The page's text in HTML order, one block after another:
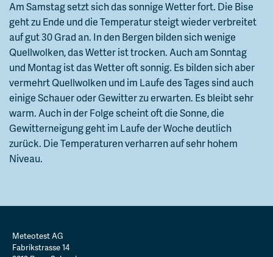
Am Samstag setzt sich das sonnige Wetter fort. Die Bise
geht zu Ende und die Temperatur steigt wieder verbreitet
auf gut 30 Grad an. In den Bergen bilden sich wenige
Quellwolken, das Wetter ist trocken. Auch am Sonntag
und Montag ist das Wetter oft sonnig. Es bilden sich aber
vermehrt Quellwolken und im Laufe des Tages sind auch
einige Schauer oder Gewitter zu erwarten. Es bleibt sehr
warm. Auch in der Folge scheint oft die Sonne, die
Gewitterneigung geht im Laufe der Woche deutlich
zurück. Die Temperaturen verharren auf sehr hohem
Niveau.
Meteotest AG
Fabrikstrasse 14